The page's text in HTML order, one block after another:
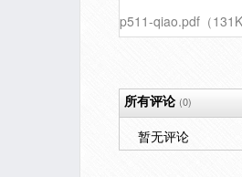
p511-qiao.pdf（
所有评论(0)
暂无评论